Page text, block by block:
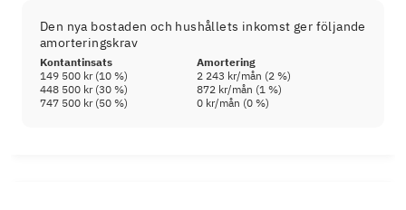
Den nya bostaden och hushållets inkomst ger följande
amorteringskrav
Kontantinsats
Amortering
149 500 kr(10 %) 2 243 kr/mån (2 %)
448 500 kr(30 %) 872 kr/mån (1 %)
747 500 kr(50 %) 0 kr/mån (0 %)